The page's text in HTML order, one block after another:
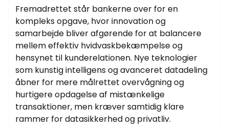
Fremadrettet står bankerne over for en
kompleks opgave, hvor innovation og
samarbejde bliver afgørende for at balancere
mellem effektiv hvidvaskbekæmpelse og
hensynet til kunderelationen. Nye teknologier
som kunstig intelligens og avanceret datadeling
åbner for mere målrettet overvågning og
hurtigere opdagelse af mistænkelige
transaktioner, men kræver samtidig klare
rammer for datasikkerhed og privatliv.